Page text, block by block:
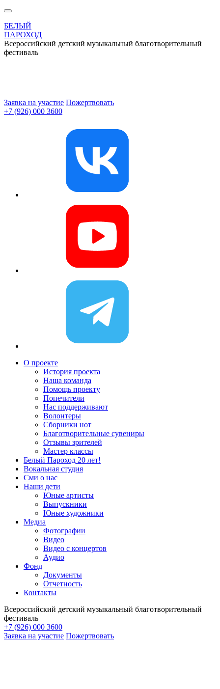
БЕЛЫЙ
ПАРОХОД
Всероссийский детский музыкальный благотворительный
фестиваль
Заявка на участие Пожертвовать
+7 (926) 000 3600
О проекте
История проекта
Наша команда
Помощь проекту
Попечители
Нас поддерживают
Волонтеры
Сборники нот
Благотворительные сувениры
Отзывы зрителей
Мастер классы
Белый Пароход 20 лет!
Вокальная студия
Сми о нас
Наши дети
Юные артисты
Выпускники
Юные художники
Медиа
Фотографии
Видео
Видео с концертов
Аудио
Фонд
Документы
Отчетность
Контакты
Всероссийский детский музыкальный благотворительный
фестиваль
+7 (926) 000 3600
Заявка на участие Пожертвовать